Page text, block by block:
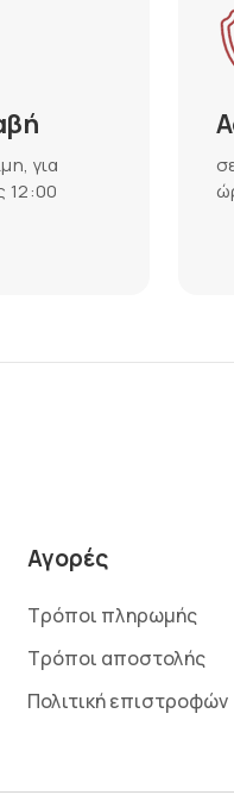
για
12:00
Αγορές
Τρόποι πληρωμής
Τρόποι αποστολής
Πολιτική επιστροφών